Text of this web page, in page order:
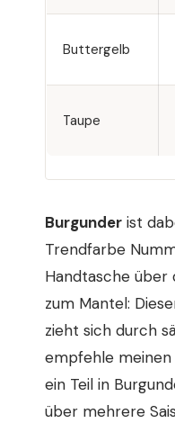
Buttergelb
Taupe
Burgunder ist
Trendfarbe
Handtasche über
zum Mantel:
zieht sich durch
empfehle meinen
ein Teil in
über mehrere